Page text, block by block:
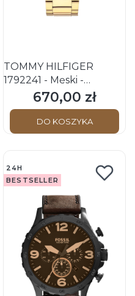
TOMMY HILFIGER
1792241 - Męski -
Zegarek na bransolecie
Cena
670,00 zł
DO KOSZYKA
24H
BESTSELLER